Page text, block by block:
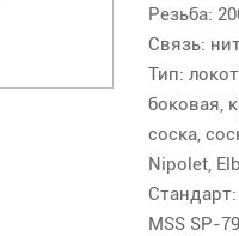
Резьба:
Связь:
Тип:
боковая,
соска,
Nipolet,
Стандарт:
MSS SP-